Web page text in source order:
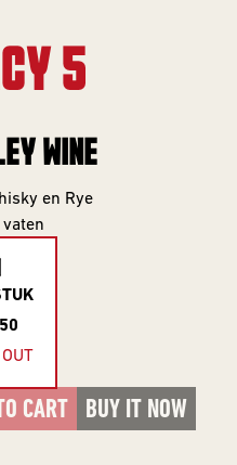
5
WINE
en Rye
CART BUY IT NOW